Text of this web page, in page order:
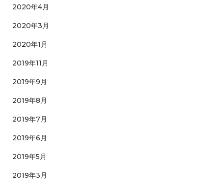
2020年4月
2020年3月
2020年1月
2019年11月
2019年9月
2019年8月
2019年7月
2019年6月
2019年5月
2019年3月